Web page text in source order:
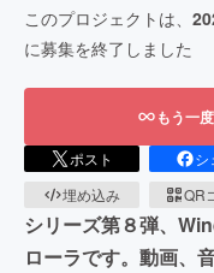
このプロジェクトは、
に募集を終了しました
もう一
ポスト シ
埋め込み
QR
シリーズ第８弾、
ローラです。動画、